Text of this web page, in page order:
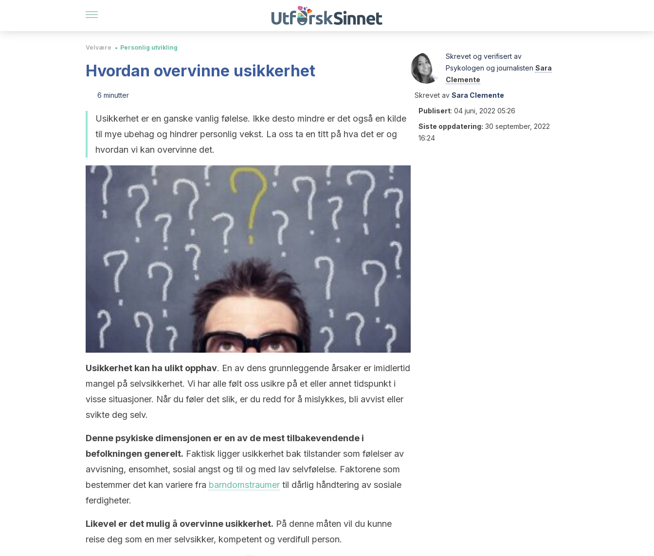
Velvære Personlig utvikling
Hvordan overvinne usikkerhet
6 minutter
Usikkerhet er en ganske vanlig følelse. Ikke desto mindre er det også en kilde
til mye ubehag og hindrer personlig vekst. La oss ta en titt på hva det er og
hvordan vi kan overvinne det.
Usikkerhet kan ha ulikt opphav. En av dens grunnleggende årsaker er imidlertid
mangel på selvsikkerhet. Vi har alle følt oss usikre på et eller annet tidspunkt i
visse situasjoner. Når du føler det slik, er du redd for å mislykkes, bli avvist eller
svikte deg selv.
Denne psykiske dimensjonen er en av de mest tilbakevendende i
befolkningen generelt. Faktisk ligger usikkerhet bak tilstander som følelser av
avvisning, ensomhet, sosial angst og til og med lav selvfølelse. Faktorene som
bestemmer det kan variere fra barndomstraumer til dårlig håndtering av sosiale
ferdigheter.
Likevel er det mulig å overvinne usikkerhet. På denne måten vil du kunne
reise deg som en mer selvsikker, kompetent og verdifull person.
Skrevet og verifisert av
Psykologen og journalisten Sara
Clemente
Skrevet av Sara Clemente
Publisert: 04 juni, 2022 05:26
Siste oppdatering: 30 september, 2022
16:24